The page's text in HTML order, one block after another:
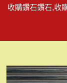
收購鑽石鑽石,收